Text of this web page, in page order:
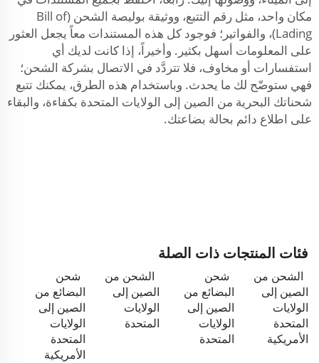
مكان واحد، مثل رقم التتبع، ووثيقة بوليصة الشحن (Bill of
Lading)، والفواتير؛ فوجود كل هذه المستندات معاً يجعل العثور
على المعلومات أسهل بكثير. وأخيراً، إذا كانت لديك أي
استفسارات أو مخاوف، فلا تتردَّد في الاتصال بشركة الشحن؛
فهي ستوضّح لك ما يحدث. وباستخدام هذه الطرق، يمكنك تتبع
شحناتك البحرية من الصين إلى الولايات المتحدة بكفاءة، والبقاء
على اطلاع دائم بحالة بضاعتك.
فئات المنتجات ذات الصلة
الشحن من
الصين إلى
الولايات
المتحدة
الأمريكية
شحن
البضائع من
الصين إلى
الولايات
المتحدة
الشحن من
الصين إلى
الولايات
المتحدة
شحن
البضائع من
الصين إلى
الولايات
المتحدة
الأمريكية